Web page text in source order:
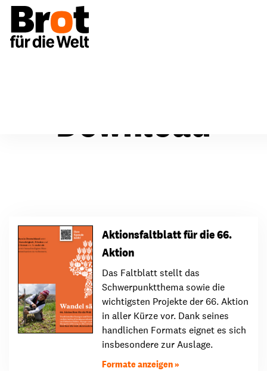
Download
Aktionsfaltblatt für die 66.
Aktion
Das Faltblatt stellt das
Schwerpunktthema sowie die
wichtigsten Projekte der 66. Aktion
in aller Kürze vor. Dank seines
handlichen Formats eignet es sich
insbesondere zur Auslage.
Formate anzeigen